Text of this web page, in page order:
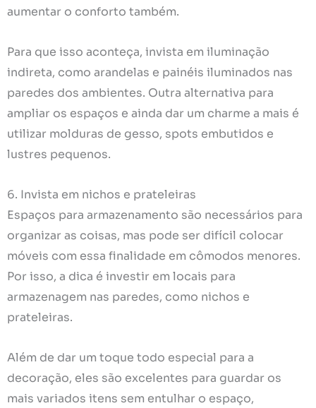
aumentar o conforto também.
Para que isso aconteça, invista em iluminação
indireta, como arandelas e painéis iluminados nas
paredes dos ambientes. Outra alternativa para
ampliar os espaços e ainda dar um charme a mais é
utilizar molduras de gesso, spots embutidos e
lustres pequenos.
6. Invista em nichos e prateleiras
Espaços para armazenamento são necessários para
organizar as coisas, mas pode ser difícil colocar
móveis com essa finalidade em cômodos menores.
Por isso, a dica é investir em locais para
armazenagem nas paredes, como nichos e
prateleiras.
Além de dar um toque todo especial para a
decoração, eles são excelentes para guardar os
mais variados itens sem entulhar o espaço,